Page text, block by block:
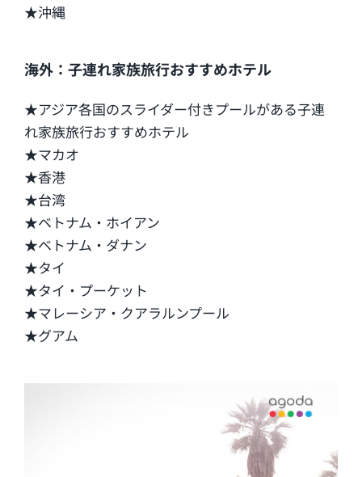
★沖縄
海外：子連れ家族旅行おすすめホテル
★アジア各国のスライダー付きプールがある子連
れ家族旅行おすすめホテル
★マカオ
★香港
★台湾
★ベトナム・ホイアン
★ベトナム・ダナン
★タイ
★タイ・プーケット
★マレーシア・クアラルンプール
★グアム